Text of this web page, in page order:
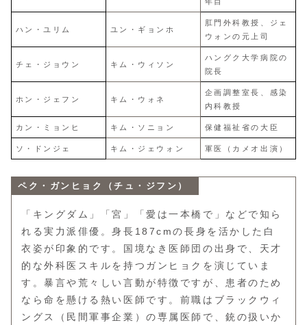
ハン・ユリム ユン・ギョンホ
肛門外科教授、ジェ
ウォンの元上司
チェ・ジョウン キム・ウィソン
ハングク大学病院の
院長
ホン・ジェフン キム・ウォネ
企画調整室長、感染
内科教授
カン・ミョンヒ キム・ソニョン 保健福祉省の大臣
ソ・ドンジェ キム・ジェウォン 軍医（カメオ出演）
ペク・ガンヒョク（チュ・ジフン）
「キングダム」「宮」「愛は一本橋で」などで知ら
れる実力派俳優。身長187cmの長身を活かした白
衣姿が印象的です。国境なき医師団の出身で、天才
的な外科医スキルを持つガンヒョクを演じていま
す。暴言や荒々しい言動が特徴ですが、患者のため
なら命を懸ける熱い医師です。前職はブラックウィ
ングス（民間軍事企業）の専属医師で、銃の扱いか